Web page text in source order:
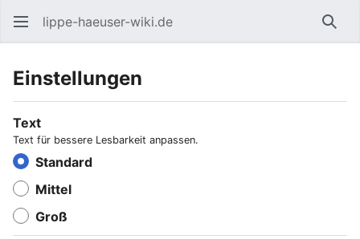
lippe-haeuser-wiki.de
Einstellungen
Text
Text für bessere Lesbarkeit anpassen.
Standard
Mittel
Groß